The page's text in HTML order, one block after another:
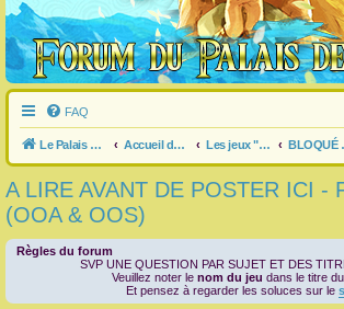
FAQ
Le Palais de Zelda Accueil du forum Les jeux "Legend of Zelda"
A LIRE AVANT DE POSTER ICI -
(OOA & OOS)
Règles du forum
SVP UNE QUESTION PAR SUJET ET DES
Veuillez noter le nom du jeu dans le titre
Et pensez à regarder les soluces sur le